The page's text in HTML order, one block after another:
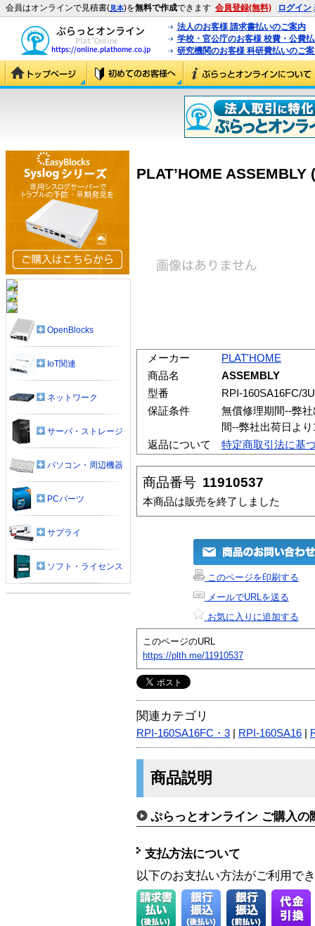
会員はオンラインで見積書(見本)を無料で作成できます 会員登録(無料) ログイン
法人のお客様 請求書払いのご案内
学校・官公庁のお客様 校費・公費
研究機関のお客様 科研費払いのご
PLAT’HOME
メーカー
PLAT'HOME
商品名
ASSEMBLY
型番
RPI-160SA16FC/
保証条件
無償修理期間--弊
間--弊社出荷日よ
返品について
特定商取引法に基
商品番号 11910537
本商品は販売を終了しました
このページを印刷する
メールでURLを送る
お気に入りに追加する
このページのURL
https://plth.me/11910537
関連カテゴリ
RPI-160SA16FC・3 RPI-160SA16
商品説明
ぷらっとオンライン ご購入の
支払方法について
以下のお支払い方法がご利用で
OpenBlocks
IoT関連
ネットワーク
サーバ・ストレージ
パソコン・周辺機器
PCパーツ
サプライ
ソフト・ライセンス